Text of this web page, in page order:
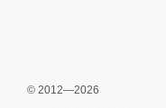
© 2012—2026